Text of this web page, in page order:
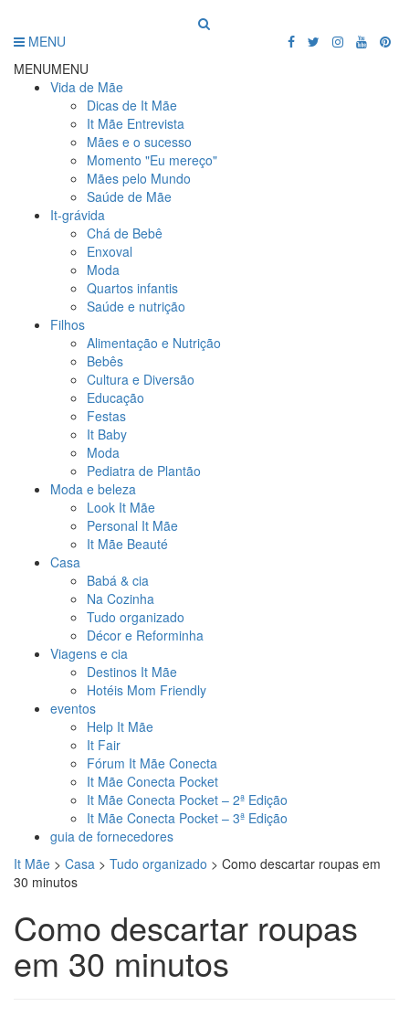
MENU
MENUMENU
Vida de Mãe
Dicas de It Mãe
It Mãe Entrevista
Mães e o sucesso
Momento "Eu mereço"
Mães pelo Mundo
Saúde de Mãe
It-grávida
Chá de Bebê
Enxoval
Moda
Quartos infantis
Saúde e nutrição
Filhos
Alimentação e Nutrição
Bebês
Cultura e Diversão
Educação
Festas
It Baby
Moda
Pediatra de Plantão
Moda e beleza
Look It Mãe
Personal It Mãe
It Mãe Beauté
Casa
Babá & cia
Na Cozinha
Tudo organizado
Décor e Reforminha
Viagens e cia
Destinos It Mãe
Hotéis Mom Friendly
eventos
Help It Mãe
It Fair
Fórum It Mãe Conecta
It Mãe Conecta Pocket
It Mãe Conecta Pocket – 2ª Edição
It Mãe Conecta Pocket – 3ª Edição
guia de fornecedores
It Mãe > Casa > Tudo organizado > Como descartar roupas em
30 minutos
Como descartar roupas
em 30 minutos